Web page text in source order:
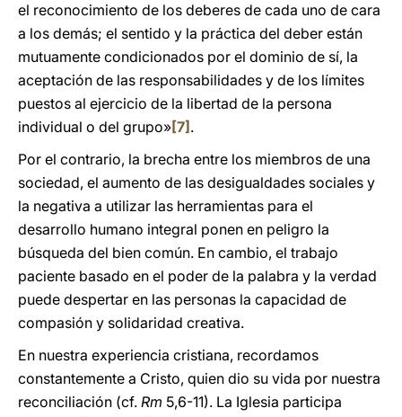
el reconocimiento de los deberes de cada uno de cara
a los demás; el sentido y la práctica del deber están
mutuamente condicionados por el dominio de sí, la
aceptación de las responsabilidades y de los límites
puestos al ejercicio de la libertad de la persona
individual o del grupo»[7] .
Por el contrario, la brecha entre los miembros de una
sociedad, el aumento de las desigualdades sociales y
la negativa a utilizar las herramientas para el
desarrollo humano integral ponen en peligro la
búsqueda del bien común. En cambio, el trabajo
paciente basado en el poder de la palabra y la verdad
puede despertar en las personas la capacidad de
compasión y solidaridad creativa.
En nuestra experiencia cristiana, recordamos
constantemente a Cristo, quien dio su vida por nuestra
reconciliación (cf. Rm 5,6-11). La Iglesia participa